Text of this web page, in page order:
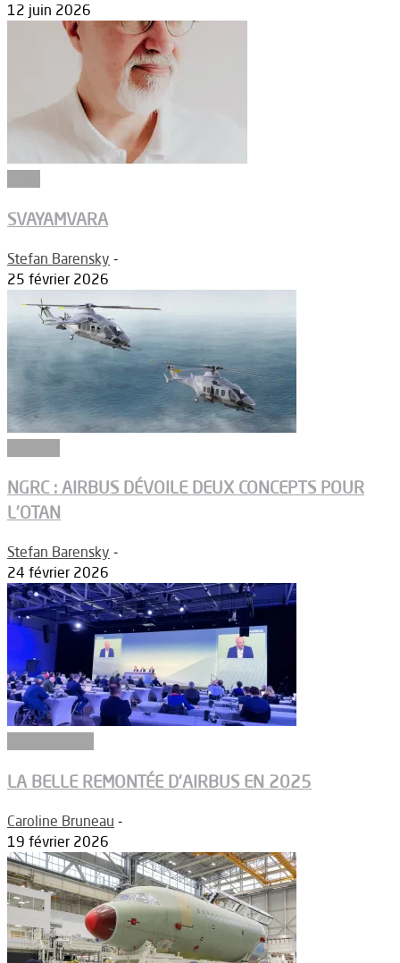
12 juin 2026
SVAYAMVARA
Stefan Barensky -
25 février 2026
NGRC : AIRBUS DÉVOILE DEUX CONCEPTS POUR
L’OTAN
Stefan Barensky -
24 février 2026
LA BELLE REMONTÉE D’AIRBUS EN 2025
Caroline Bruneau -
19 février 2026